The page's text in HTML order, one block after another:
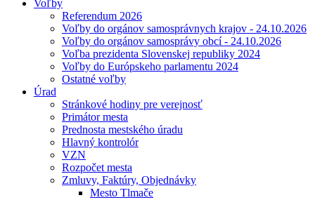
Voľby
Referendum 2026
Voľby do orgánov samosprávnych krajov - 24.10.2026
Voľby do orgánov samosprávy obcí - 24.10.2026
Voľba prezidenta Slovenskej republiky 2024
Voľby do Európskeho parlamentu 2024
Ostatné voľby
Úrad
Stránkové hodiny pre verejnosť
Primátor mesta
Prednosta mestského úradu
Hlavný kontrolór
VZN
Rozpočet mesta
Zmluvy, Faktúry, Objednávky
Mesto Tlmače